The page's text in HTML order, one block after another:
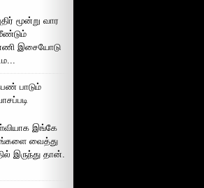
மூன்று வார
இசையோடு
பாடும்
இங்கே
வைத்து
இருந்து தான்.